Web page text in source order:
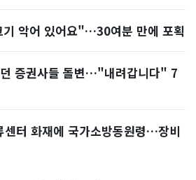
악어 있어요"…30여분 만에 포획
증권사들 돌변…"내려갑니다" 7
센터 화재에 국가소방동원령…장비